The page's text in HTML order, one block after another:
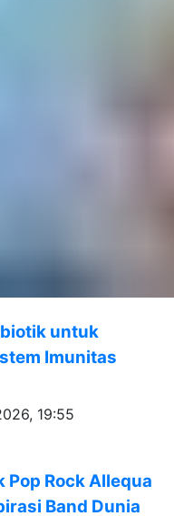
untuk
Imunitas
19:55
Pop Rock Allequa
Band Dunia